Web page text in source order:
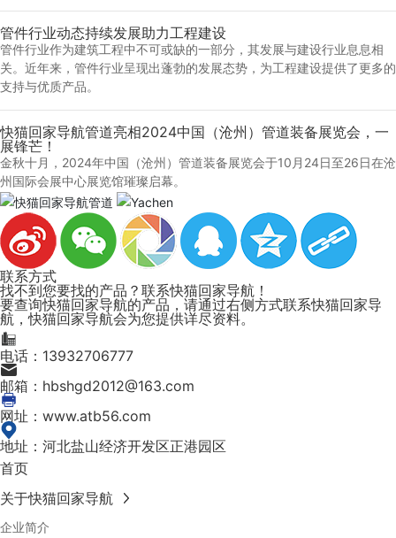
管件行业动态持续发展助力工程建设
管件行业作为建筑工程中不可或缺的一部分，其发展与建设行业息息相
关。近年来，管件行业呈现出蓬勃的发展态势，为工程建设提供了更多的
支持与优质产品。
快猫回家导航管道亮相2024中国（沧州）管道装备展览会，一
展锋芒！
金秋十月，2024年中国（沧州）管道装备展览会于10月24日至26日在沧
州国际会展中心展览馆璀璨启幕。
联系方式
找不到您要找的产品？联系快猫回家导航！
要查询快猫回家导航的产品，请通过右侧方式联系快猫回家导
航，快猫回家导航会为您提供详尽资料。
电话：13932706777
邮箱：hbshgd2012@163.com
网址：www.atb56.com
地址：河北盐山经济开发区正港园区
首页
关于快猫回家导航
企业简介